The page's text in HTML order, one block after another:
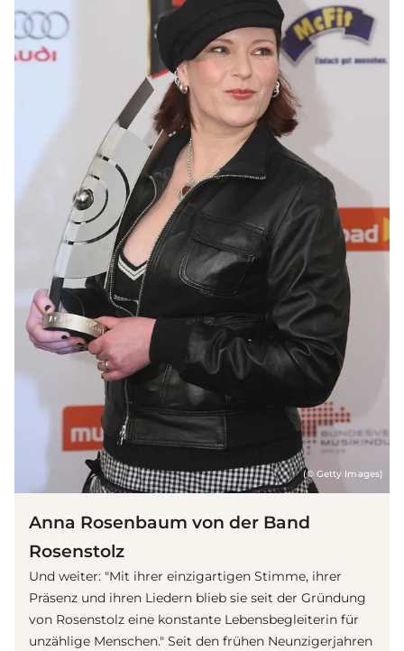
(© Getty Images)
Anna Rosenbaum von der Band
Rosenstolz
Und weiter: "Mit ihrer einzigartigen Stimme, ihrer
Präsenz und ihren Liedern blieb sie seit der Gründung
von Rosenstolz eine konstante Lebensbegleiterin für
unzählige Menschen." Seit den frühen Neunzigerjahren